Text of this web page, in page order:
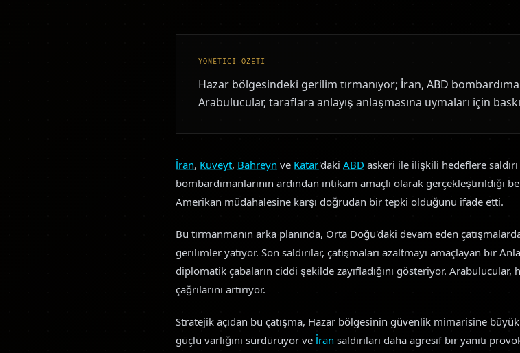
YÖNETİCİ ÖZETİ
Hazar bölgesindeki gerilim tırmanıyor; İran, ABD
Arabulucular, taraflara anlayış anlaşmasına uymaları için
İran, Kuveyt, Bahreyn ve Katar'daki ABD askeri ile ilişkili hedeflere
bombardımanlarının ardından intikam amaçlı olarak gerçekleştirildiği
Amerikan müdahalesine karşı doğrudan bir tepki olduğunu ifade etti.
Bu tırmanmanın arka planında, Orta Doğu'daki devam eden
gerilimler yatıyor. Son saldırılar, çatışmaları azaltmayı amaçlayan bir
diplomatik çabaların ciddi şekilde zayıfladığını gösteriyor. Arabulucular,
çağrılarını artırıyor.
Stratejik açıdan bu çatışma, Hazar bölgesinin güvenlik mimarisine
güçlü varlığını sürdürüyor ve İran saldırıları daha agresif bir yanıtı